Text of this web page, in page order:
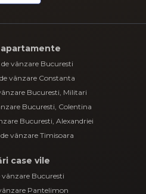
apartamente
vânzare Bucuresti
vânzare Constanta
Bucuresti, Militari
Bucuresti, Colentina
Bucuresti, Alexandriei
vânzare Timisoara
case vile
vânzare Bucuresti
Pantelimon